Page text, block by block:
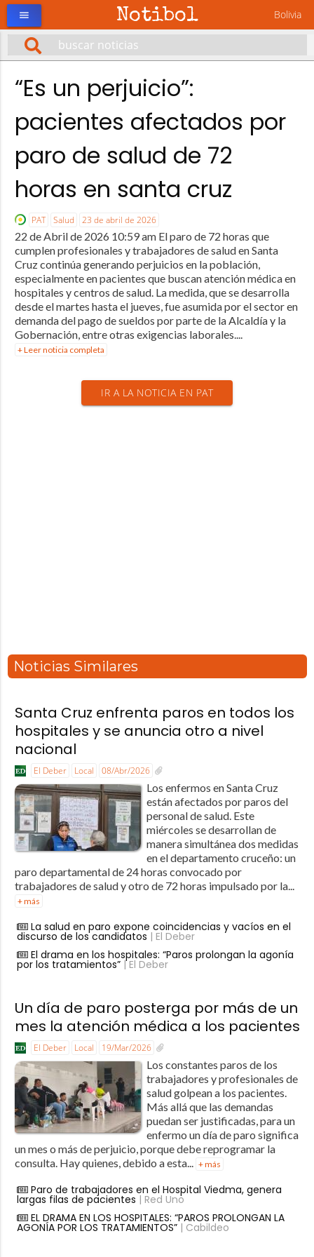
Notibol Bolivia
menu
“Es un perjuicio”:
pacientes afectados por
paro de salud de 72
horas en santa cruz
PAT Salud 23 de abril de 2026
22 de Abril de 2026 10:59 am El paro de 72 horas que
cumplen profesionales y trabajadores de salud en Santa
Cruz continúa generando perjuicios en la población,
especialmente en pacientes que buscan atención médica en
hospitales y centros de salud. La medida, que se desarrolla
desde el martes hasta el jueves, fue asumida por el sector en
demanda del pago de sueldos por parte de la Alcaldía y la
Gobernación, entre otras exigencias laborales....
+ Leer noticia completa
IR A LA NOTICIA EN PAT
Noticias Similares
Santa Cruz enfrenta paros en todos los
hospitales y se anuncia otro a nivel
nacional
El Deber Local 08/Abr/2026
Los enfermos en Santa Cruz
están afectados por paros del
personal de salud. Este
miércoles se desarrollan de
manera simultánea dos medidas
en el departamento cruceño: un
paro departamental de 24 horas convocado por
trabajadores de salud y otro de 72 horas impulsado por la...
+ más
La salud en paro expone coincidencias y vacíos en el
discurso de los candidatos | El Deber
El drama en los hospitales: “Paros prolongan la agonía
por los tratamientos”| El Deber
Un día de paro posterga por más de un
mes la atención médica a los pacientes
El Deber Local 19/Mar/2026
Los constantes paros de los
trabajadores y profesionales de
salud golpean a los pacientes.
Más allá que las demandas
puedan ser justificadas, para un
enfermo un día de paro significa
un mes o más de perjuicio, porque debe reprogramar la
consulta. Hay quienes, debido a esta...
+ más
Paro de trabajadores en el Hospital Viedma, genera
largas filas de pacientes | Red Uno
EL DRAMA EN LOS HOSPITALES: “PAROS PROLONGAN LA
AGONÍA POR LOS TRATAMIENTOS”| Cabildeo